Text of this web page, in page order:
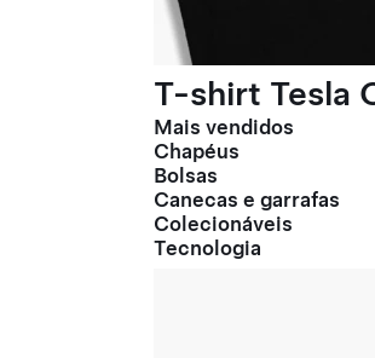
T-shirt Tesla
Mais vendidos
Chapéus
Bolsas
Canecas e garrafas
Colecionáveis
Tecnologia